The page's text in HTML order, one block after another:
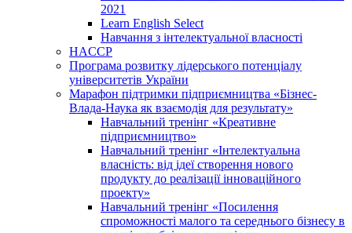
2021
Learn English Select
Навчання з інтелектуальної власності
HACCP
Програма розвитку лідерського потенціалу
університетів України
Марафон підтримки підприємництва «Бізнес-
Влада-Наука як взаємодія для результату»
Навчальний тренінг «Креативне
підприємництво»
Навчальний тренінг «Інтелектуальна
власність: від ідеї створення нового
продукту до реалізації інноваційного
проекту»
Навчальний тренінг «Посилення
спроможності малого та середнього бізнесу в